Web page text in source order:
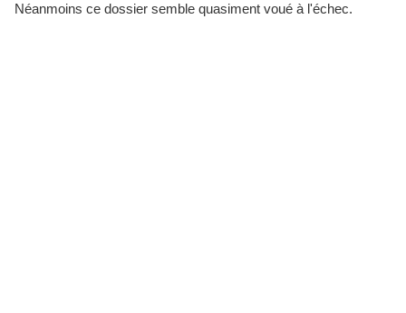
Néanmoins ce dossier semble quasiment voué à l'échec.